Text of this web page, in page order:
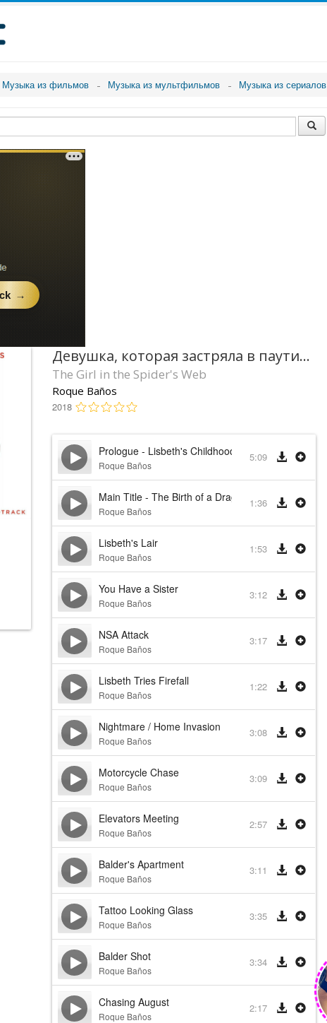
Музыка из фильмов Музыка из мультфильмов Музыка из сериалов
Девушка, которая застряла в паутине
The Girl in the Spider's Web
Roque Baños
2018
Prologue - Lisbeth's Childhood
Roque Baños
5:09
Main Title - The Birth of a Dragon
Roque Baños
1:36
Lisbeth's Lair
Roque Baños
1:53
You Have a Sister
Roque Baños
3:12
NSA Attack
Roque Baños
3:17
Lisbeth Tries Firefall
Roque Baños
1:22
Nightmare / Home Invasion
Roque Baños
3:08
Motorcycle Chase
Roque Baños
3:09
Elevators Meeting
Roque Baños
2:57
Balder's Apartment
Roque Baños
3:11
Tattoo Looking Glass
Roque Baños
3:35
Balder Shot
Roque Baños
3:34
Chasing August
Roque Baños
2:17